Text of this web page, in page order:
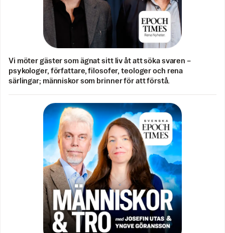
Vi möter gäster som ägnat sitt liv åt att söka svaren –
psykologer, författare, filosofer, teologer och rena
särlingar; människor som brinner för att förstå.